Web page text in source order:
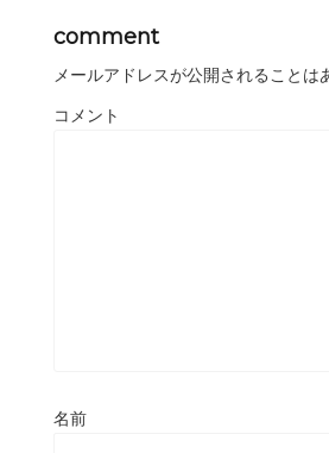
comment
メールアドレスが公開されることは
コメント
名前